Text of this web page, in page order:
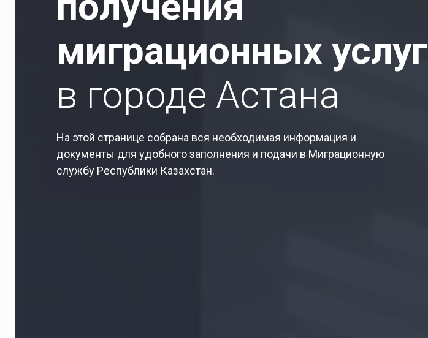
миграционных услуг
в городе Астана
На этой странице собрана вся необходимая информация и
документы для удобного заполнения и подачи в Миграционную
службу Республики Казахстан.